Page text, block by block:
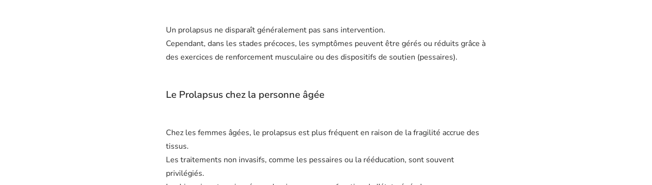
Un prolapsus ne disparaît généralement pas sans intervention.
Cependant, dans les stades précoces, les symptômes peuvent être gérés ou réduits grâce à
des exercices de renforcement musculaire ou des dispositifs de soutien (pessaires).
Le Prolapsus chez la personne âgée
Chez les femmes âgées, le prolapsus est plus fréquent en raison de la fragilité accrue des
tissus.
Les traitements non invasifs, comme les pessaires ou la rééducation, sont souvent
privilégiés.